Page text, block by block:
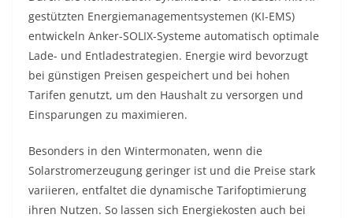
gestützten Energiemanagementsystemen (KI-EMS)
entwickeln Anker-SOLIX-Systeme automatisch optimale
Lade- und Entladestrategien. Energie wird bevorzugt
bei günstigen Preisen gespeichert und bei hohen
Tarifen genutzt, um den Haushalt zu versorgen und
Einsparungen zu maximieren.
Besonders in den Wintermonaten, wenn die
Solarstromerzeugung geringer ist und die Preise stark
variieren, entfaltet die dynamische Tarifoptimierung
ihren Nutzen. So lassen sich Energiekosten auch bei